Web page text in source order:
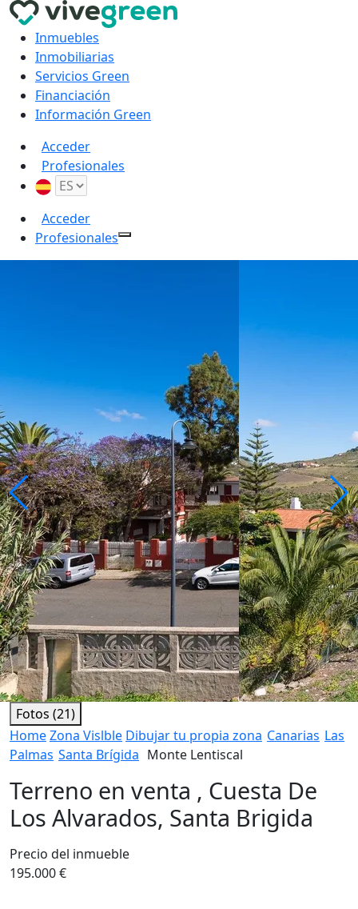
Inmuebles
Inmobiliarias
Servicios Green
Financiación
Información Green
Acceder
Profesionales
Acceder
Profesionales
Fotos (21)
HomeZona Vislble Dibujar tu propia zona Canarias Las
Palmas Santa Brígida Monte Lentiscal
Terreno en venta , Cuesta De
Los Alvarados, Santa Brigida
Precio del inmueble
195.000 €